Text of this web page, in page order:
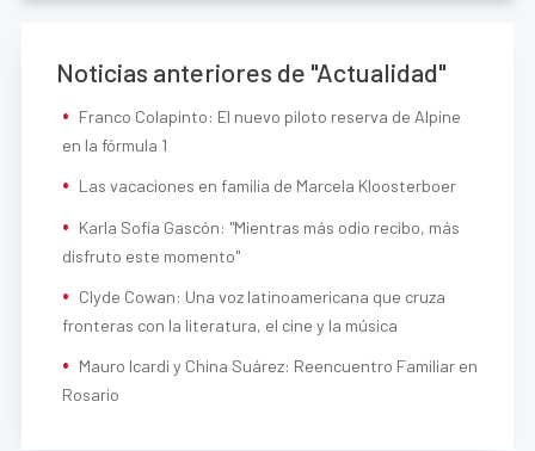
Noticias anteriores de "Actualidad"
Franco Colapinto: El nuevo piloto reserva de Alpine
en la fórmula 1
Las vacaciones en familia de Marcela Kloosterboer
Karla Sofía Gascón: "Mientras más odio recibo, más
disfruto este momento"
Clyde Cowan: Una voz latinoamericana que cruza
fronteras con la literatura, el cine y la música
Mauro Icardi y China Suárez: Reencuentro Familiar en
Rosario